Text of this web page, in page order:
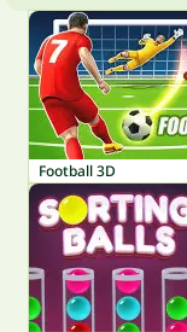
Football 3D